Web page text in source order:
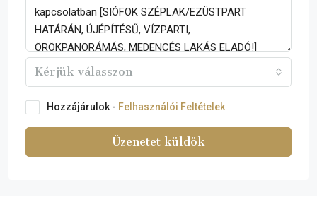
Kérjük válasszon
Hozzájárulok - Felhasználói Feltételek
Üzenetet küldök